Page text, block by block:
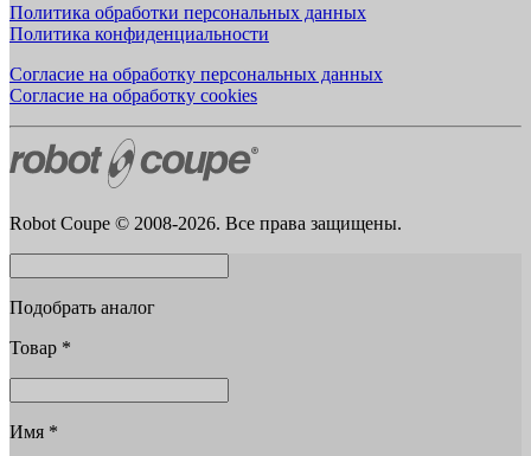
Политика обработки персональных данных
Политика конфиденциальности
Согласие на обработку персональных данных
Согласие на обработку cookies
Robot Coupe © 2008-2026. Все права защищены.
Подобрать аналог
Товар *
Имя *